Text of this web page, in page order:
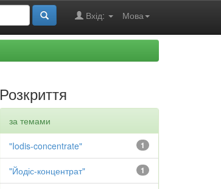
Мова
Вхід:
Розкриття
за темами
1
"Iodis-concentrate"
1
"Йодіс-концентрат"